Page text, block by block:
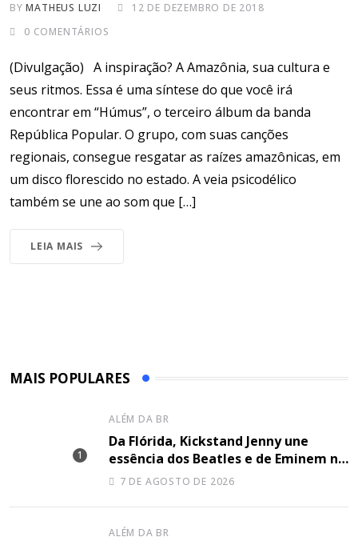
BYMATHEUS LUZI
12 DE DEZEMBRO DE 2018
0 COMENTÁRIOS
(Divulgação) A inspiração? A Amazônia, sua cultura e
seus ritmos. Essa é uma síntese do que você irá
encontrar em “Húmus”, o terceiro álbum da banda
República Popular. O grupo, com suas canções
regionais, consegue resgatar as raízes amazônicas, em
um disco florescido no estado. A veia psicodélico
também se une ao som que […]
LEIA MAIS
MAIS POPULARES
ALÉM DA BR
Da Flórida, Kickstand Jenny une
essência dos Beatles e de Eminem na
canção “Lose Together”
7 DE AGOSTO DE 2026
ALÉM DA BR